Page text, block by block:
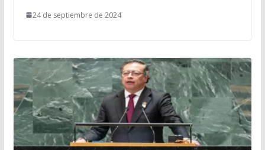
24 de septiembre de 2024